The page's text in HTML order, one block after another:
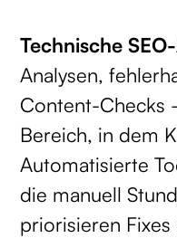
Technische
Analysen,
Content-Checks
Bereich, in dem
Automatisierte
die manuell
priorisieren